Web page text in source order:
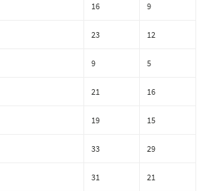
16 9
23 12
9 5
21 16
19 15
33 29
31 21